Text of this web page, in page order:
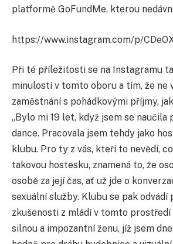
platformě GoFundMe, kterou
https://www.instagram.com/p/
Při té příležitosti se na Instagramu
minulostí v tomto oboru a tím, že ne
zaměstnání s pohádkovými příjmy,
„Bylo mi 19 let, když jsem se naučila
dance. Pracovala jsem tehdy jako
klubu. Pro ty z vás, kteří to nevědí,
takovou hostesku, znamená to, že
osobě za její čas, ať už jde o
sexuální služby. Klubu se pak odvádí
zkušenosti z mládí v tomto
silnou a impozantní ženu, jíž jsem